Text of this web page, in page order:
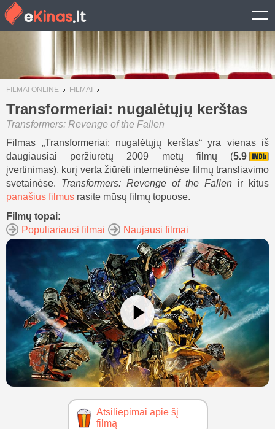
FILMAI ONLINE FILMAI
Transformeriai: nugalėtųjų kerštas
Transformers: Revenge of the Fallen
Filmas „Transformeriai: nugalėtųjų kerštas“ yra vienas iš
daugiausiai peržiūrėtų 2009 metų filmų (5.9
įvertinimas), kurį verta žiūrėti internetinėse filmų transliavimo
svetainėse. Transformers: Revenge of the Fallen ir kitus
panašius filmus rasite mūsų filmų topuose.
Filmų topai:
Populiariausi filmai
Naujausi filmai
Atsiliepimai apie šį
filmą